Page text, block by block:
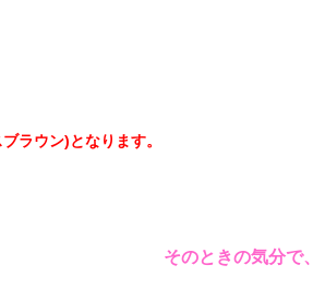
ラウン)となります。
そのときの気分で、